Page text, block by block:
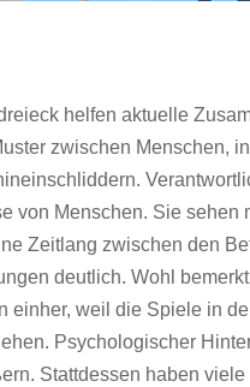
helfen aktuelle
zwischen Menschen,
von Menschen. Sie sehen
Zeitlang zwischen den
deutlich. Wohl
einher, weil die Spiele in
Psychologischer
Stattdessen haben